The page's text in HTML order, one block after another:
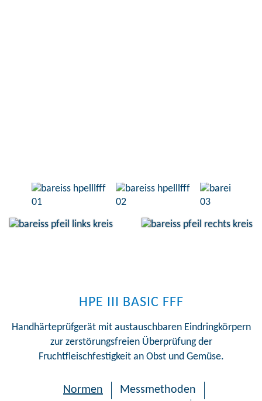
HPE III BASIC FFF
Handhärteprüfgerät mit austauschbaren Eindringkörpern
zur zerstörungsfreien Überprüfung der
Fruchtfleischfestigkeit an Obst und Gemüse.
Normen
Messmethoden